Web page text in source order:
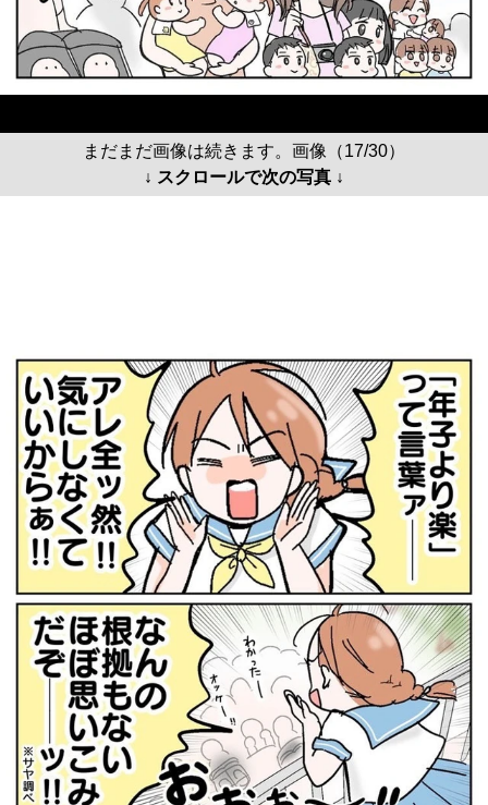
まだまだ画像は続きます。画像（17/30）
↓ スクロールで次の写真 ↓